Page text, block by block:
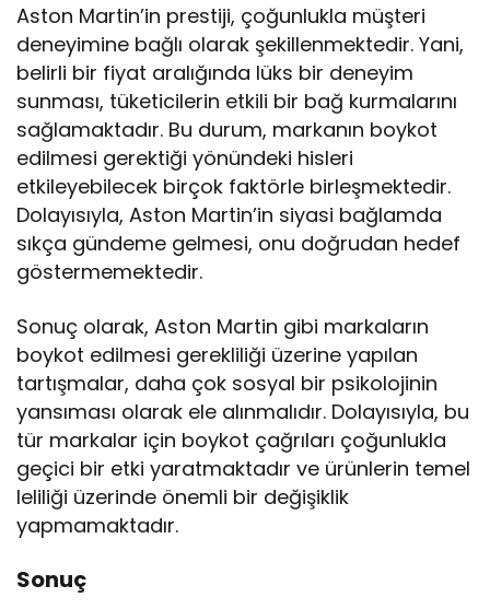
Aston Martin’in prestiji, çoğunlukla müşteri
deneyimine bağlı olarak şekillenmektedir. Yani,
belirli bir fiyat aralığında lüks bir deneyim
sunması, tüketicilerin etkili bir bağ kurmalarını
sağlamaktadır. Bu durum, markanın boykot
edilmesi gerektiği yönündeki hisleri
etkileyebilecek birçok faktörle birleşmektedir.
Dolayısıyla, Aston Martin’in siyasi bağlamda
sıkça gündeme gelmesi, onu doğrudan hedef
göstermemektedir.
Sonuç olarak, Aston Martin gibi markaların
boykot edilmesi gerekliliği üzerine yapılan
tartışmalar, daha çok sosyal bir psikolojinin
yansıması olarak ele alınmalıdır. Dolayısıyla, bu
tür markalar için boykot çağrıları çoğunlukla
geçici bir etki yaratmaktadır ve ürünlerin temel
leliliği üzerinde önemli bir değişiklik
yapmamaktadır.
Sonuç